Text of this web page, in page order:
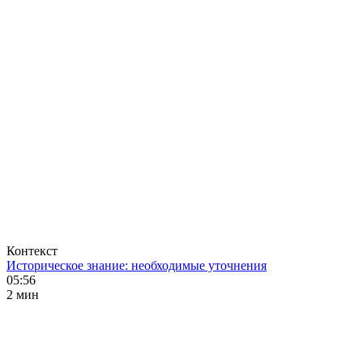
Контекст
Историческое знание: необходимые уточнения
05:56
2 мин